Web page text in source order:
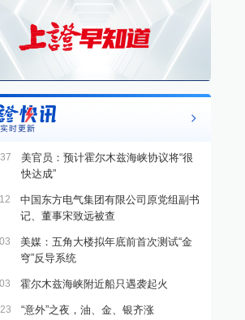
美官员：预计霍尔木兹海峡协议将“很
快达成”
中国东方电气集团有限公司原党组副书
记、董事宋致远被查
美媒：五角大楼拟年底前首次测试“金
穹”反导系统
霍尔木兹海峡附近船只遇袭起火
“意外”之夜，油、金、银齐涨